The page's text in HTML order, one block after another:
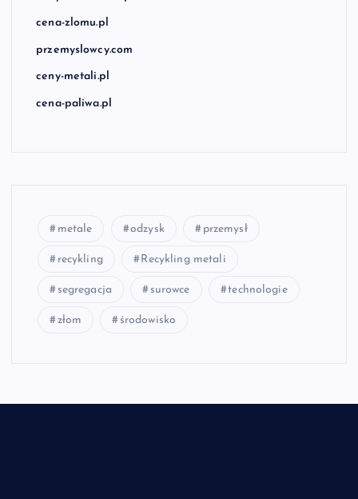
cena-zlomu.pl
przemyslowcy.com
ceny-metali.pl
cena-paliwa.pl
metale odzysk przemysł
recykling Recykling metali
segregacja surowce technologie
złom środowisko